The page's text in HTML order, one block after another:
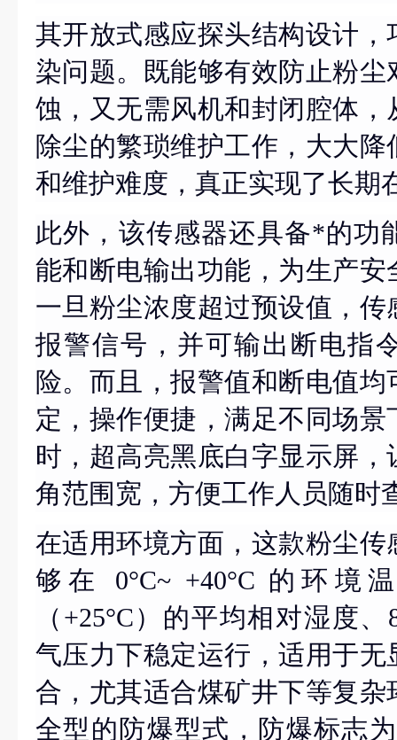
其开放式感应探头结构设计
染问题。既能够有效防止粉
蚀，又无需风机和封闭腔体
除尘的繁琐维护工作，大大
和维护难度，真正实现了长期
此外，该传感器还具备*的功
能和断电输出功能，为生产
一旦粉尘浓度超过预设值，
报警信号，并可输出断电指
险。而且，报警值和断电值
定，操作便捷，满足不同场
时，超高亮黑底白字显示屏
角范围宽，方便工作人员随时
在适用环境方面，这款粉尘
够在
0°C~ +40°C 的环境
（+25°C）的平均相对湿度、
气压力下稳定运行，适用于
合，尤其适合煤矿井下等复
全型的防爆型式，防爆标志